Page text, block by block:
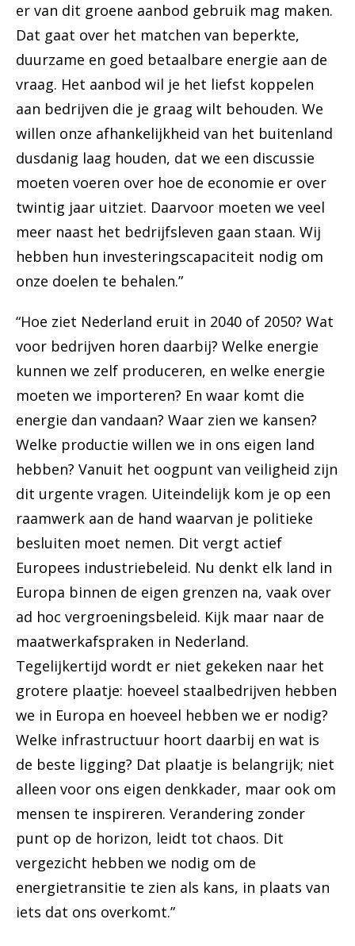
er van dit groene aanbod gebruik mag maken.
Dat gaat over het matchen van beperkte,
duurzame en goed betaalbare energie aan de
vraag. Het aanbod wil je het liefst koppelen
aan bedrijven die je graag wilt behouden. We
willen onze afhankelijkheid van het buitenland
dusdanig laag houden, dat we een discussie
moeten voeren over hoe de economie er over
twintig jaar uitziet. Daarvoor moeten we veel
meer naast het bedrijfsleven gaan staan. Wij
hebben hun investeringscapaciteit nodig om
onze doelen te behalen.”
“Hoe ziet Nederland eruit in 2040 of 2050? Wat
voor bedrijven horen daarbij? Welke energie
kunnen we zelf produceren, en welke energie
moeten we importeren? En waar komt die
energie dan vandaan? Waar zien we kansen?
Welke productie willen we in ons eigen land
hebben? Vanuit het oogpunt van veiligheid zijn
dit urgente vragen. Uiteindelijk kom je op een
raamwerk aan de hand waarvan je politieke
besluiten moet nemen. Dit vergt actief
Europees industriebeleid. Nu denkt elk land in
Europa binnen de eigen grenzen na, vaak over
ad hoc vergroeningsbeleid. Kijk maar naar de
maatwerkafspraken in Nederland.
Tegelijkertijd wordt er niet gekeken naar het
grotere plaatje: hoeveel staalbedrijven hebben
we in Europa en hoeveel hebben we er nodig?
Welke infrastructuur hoort daarbij en wat is
de beste ligging? Dat plaatje is belangrijk; niet
alleen voor ons eigen denkkader, maar ook om
mensen te inspireren. Verandering zonder
punt op de horizon, leidt tot chaos. Dit
vergezicht hebben we nodig om de
energietransitie te zien als kans, in plaats van
iets dat ons overkomt.”